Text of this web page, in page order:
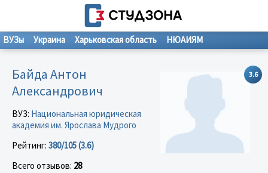
ВУЗы Украина Харьковская область НЮАИЯМ
3.6
Байда Антон
Александрович
ВУЗ: Национальная юридическая
академия им. Ярослава Мудрого
Рейтинг: 380/105 (3.6)
Всего отзывов: 28